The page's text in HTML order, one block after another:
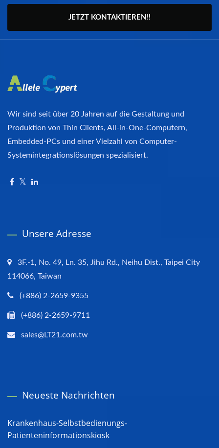
JETZT KONTAKTIEREN!!
Wir sind seit über 20 Jahren auf die Gestaltung und
Produktion von Thin Clients, All-in-One-Computern,
Embedded-PCs und einer Vielzahl von Computer-
Systemintegrationslösungen spezialisiert.
Unsere Adresse
3F.-1, No. 49, Ln. 35, Jihu Rd., Neihu Dist., Taipei City
114066, Taiwan
(+886) 2-2659-9355
(+886) 2-2659-9711
sales@LT21.com.tw
Neueste Nachrichten
Krankenhaus-Selbstbedienungs-
Patienteninformationskiosk